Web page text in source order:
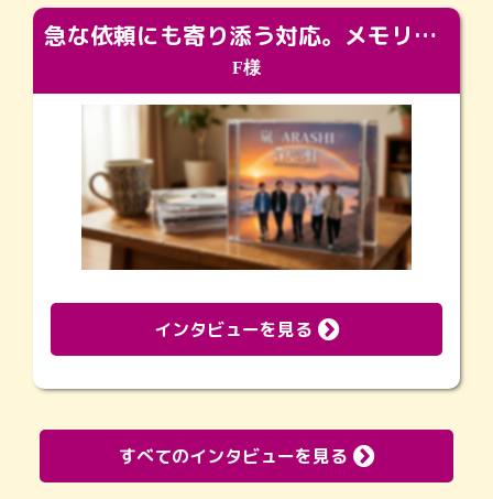
急な依頼にも寄り添う対応。メモリアルコーナーで振り返る大切な日々
F様
インタビューを見る
すべてのインタビューを見る